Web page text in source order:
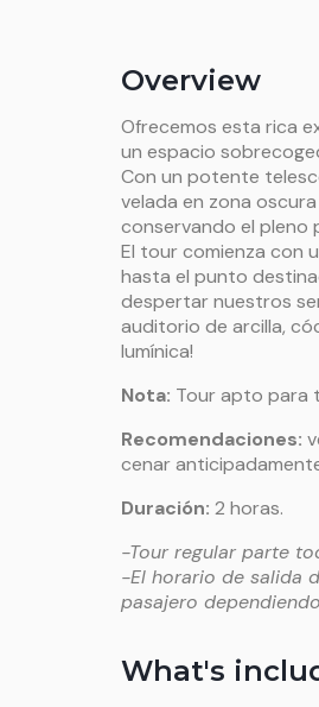
Overview
Ofrecemos esta rica
un espacio
Con un potente
velada en zona
conservando el pleno
El tour comienza con
hasta el punto
despertar nuestros
auditorio de arcilla,
lumínica!
Nota: Tour apto para
Recomendaciones:
cenar
Duración: 2 horas.
-Tour regular parte
-El horario de salida
pasajero
What's